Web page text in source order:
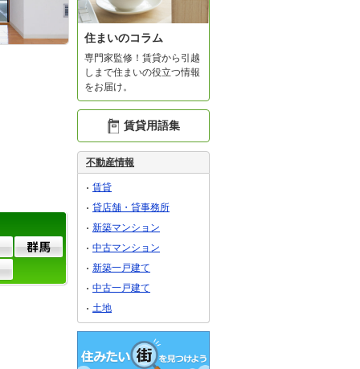
住まいのコラム
専門家監修！賃貸から引越
しまで住まいの役立つ情報
をお届け。
賃貸用語集
不動産情報
賃貸
貸店舗・貸事務所
新築マンション
中古マンション
新築一戸建て
中古一戸建て
土地